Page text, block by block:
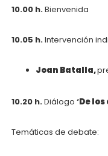
10.00 h.Bienvenida
10.05 h.Intervención
Joan Batalla,
10.20 h.Diálogo‘De
Temáticas de debate: